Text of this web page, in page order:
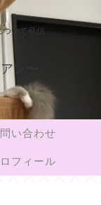
いて発信
ン〜
い合わせ
フィール